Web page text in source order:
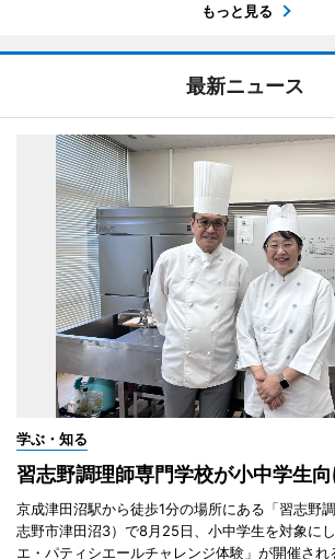
もっと見る
最新ニュース
学ぶ・知る
習志野調理師専門学校が小中学生
京成津田沼駅から徒歩1分の場所にある「習志野
志野市津田沼3）で8月25日、小中学生を対象に
エ・パティシエールチャレンジ体験」が開催され